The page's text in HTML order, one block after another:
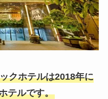
クホテルは2018年に
テルです。